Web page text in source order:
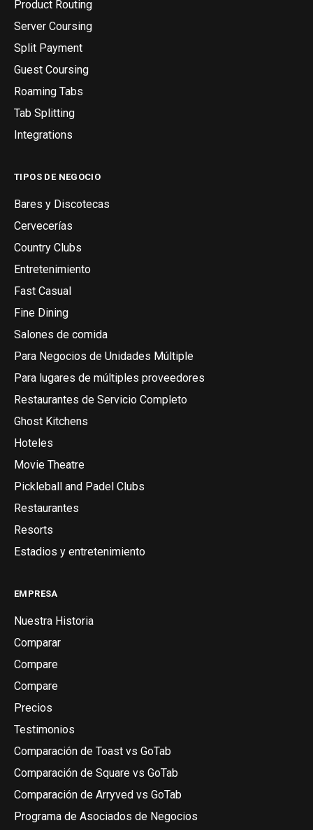
Product Routing
Server Coursing
Split Payment
Guest Coursing
Roaming Tabs
Tab Splitting
Integrations
TIPOS DE NEGOCIO
Bares y Discotecas
Cervecerías
Country Clubs
Entretenimiento
Fast Casual
Fine Dining
Salones de comida
Para Negocios de Unidades Múltiple
Para lugares de múltiples proveedores
Restaurantes de Servicio Completo
Ghost Kitchens
Hoteles
Movie Theatre
Pickleball and Padel Clubs
Restaurantes
Resorts
Estadios y entretenimiento
EMPRESA
Nuestra Historia
Comparar
Compare
Compare
Precios
Testimonios
Comparación de Toast vs GoTab
Comparación de Square vs GoTab
Comparación de Arryved vs GoTab
Programa de Asociados de Negocios